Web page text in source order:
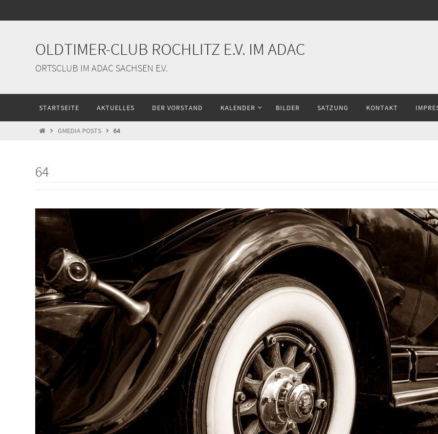
Inhalt
OLDTIMER-CLUB ROCHLITZ E.V. IM ADAC
ORTSCLUB IM ADAC SACHSEN E.V.
springen
STARTSEITE AKTUELLES DER VORSTAND KALENDER BILDER SATZUNG KONTAKT
STARTGMEDIA POSTS 64
64